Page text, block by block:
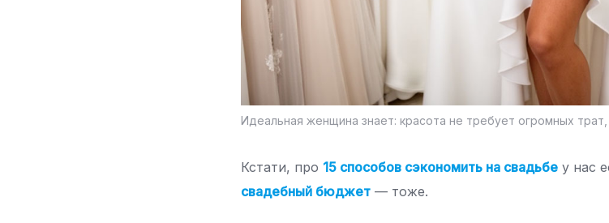
Идеальная женщина знает: красота не требует огромных
Кстати, про 15 способов сэкономить на свадьбе у нас
свадебный бюджет — тоже.